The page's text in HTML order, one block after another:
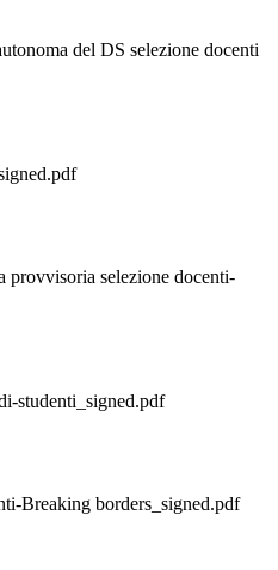
del DS selezione docenti
provvisoria selezione docenti-
studenti_signed.pdf
Breaking borders_signed.pdf